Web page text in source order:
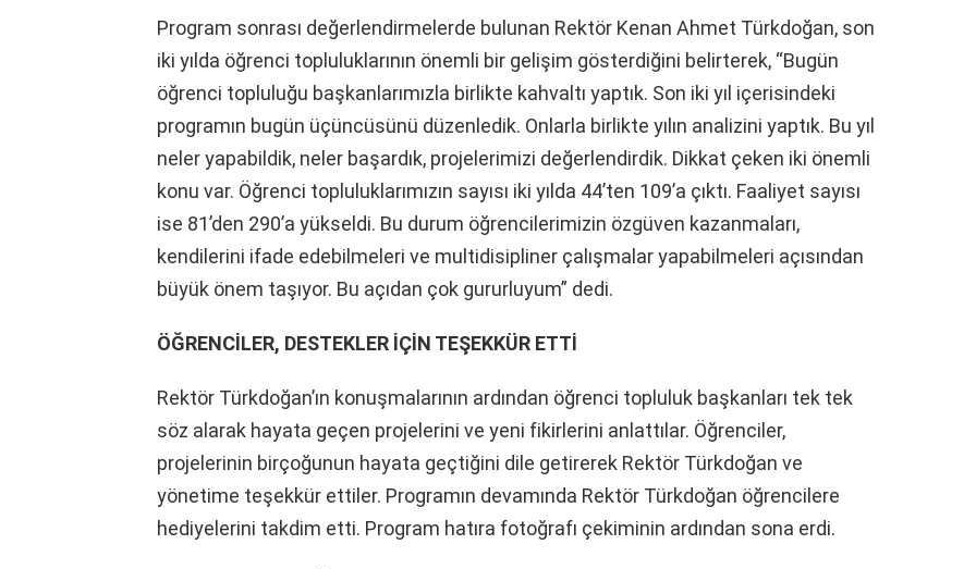
Program sonrası değerlendirmelerde bulunan Rektör Kenan Ahmet Türkdoğan, son
iki yılda öğrenci topluluklarının önemli bir gelişim gösterdiğini belirterek, “Bugün
öğrenci topluluğu başkanlarımızla birlikte kahvaltı yaptık. Son iki yıl içerisindeki
programın bugün üçüncüsünü düzenledik. Onlarla birlikte yılın analizini yaptık. Bu yıl
neler yapabildik, neler başardık, projelerimizi değerlendirdik. Dikkat çeken iki önemli
konu var. Öğrenci topluluklarımızın sayısı iki yılda 44’ten 109’a çıktı. Faaliyet sayısı
ise 81’den 290’a yükseldi. Bu durum öğrencilerimizin özgüven kazanmaları,
kendilerini ifade edebilmeleri ve multidisipliner çalışmalar yapabilmeleri açısından
büyük önem taşıyor. Bu açıdan çok gururluyum” dedi.
ÖĞRENCİLER, DESTEKLER İÇİN TEŞEKKÜR ETTİ
Rektör Türkdoğan’ın konuşmalarının ardından öğrenci topluluk başkanları tek tek
söz alarak hayata geçen projelerini ve yeni fikirlerini anlattılar. Öğrenciler,
projelerinin birçoğunun hayata geçtiğini dile getirerek Rektör Türkdoğan ve
yönetime teşekkür ettiler. Programın devamında Rektör Türkdoğan öğrencilere
hediyelerini takdim etti. Program hatıra fotoğrafı çekiminin ardından sona erdi.